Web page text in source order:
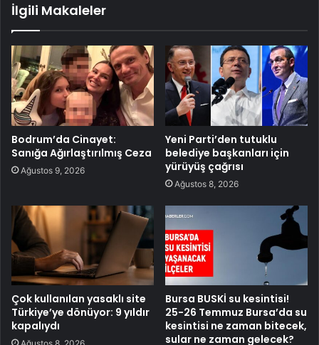
İlgili Makaleler
Bodrum’da Cinayet:
Sanığa Ağırlaştırılmış Ceza
Ağustos 9, 2026
Yeni Parti’den tutuklu
belediye başkanları için
yürüyüş çağrısı
Ağustos 8, 2026
Çok kullanılan yasaklı site
Türkiye’ye dönüyor: 9 yıldır
kapalıydı
Bursa BUSKİ su kesintisi!
25-26 Temmuz Bursa’da su
kesintisi ne zaman bitecek,
sular ne zaman gelecek?